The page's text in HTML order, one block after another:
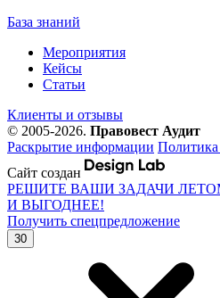
База знаний
Мероприятия
Кейсы
Статьи
Клиенты и отзывы
© 2005-2026. Правовест Аудит
Раскрытие информации Политика
Сайт создан
РЕШИТЕ ВАШИ ЗАДАЧИ
И ВЫГОДНЕЕ!
Получить спецпредложение
30